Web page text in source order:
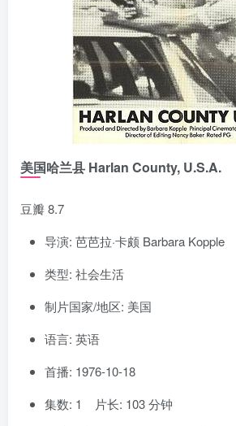
美国哈兰县 Harlan County, U.S.A.
豆瓣 8.7
导演: 芭芭拉·卡颇 Barbara Kopple
类型: 社会生活
制片国家/地区: 美国
语言: 英语
首播: 1976-10-18
集数: 1 片长: 103 分钟